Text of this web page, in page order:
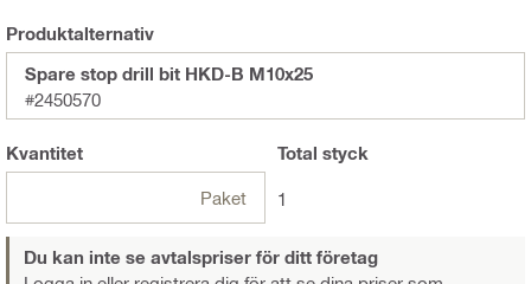
Produktalternativ
Spare stop drill bit HKD-B M10x25
#2450570
Kvantitet
Paket
Total styck
1
Du kan inte se avtalspriser för ditt företag